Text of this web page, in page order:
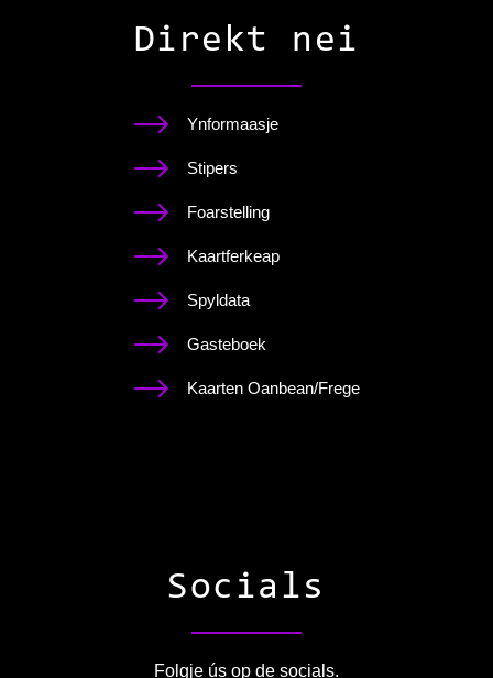
Direkt nei
Ynformaasje
Stipers
Foarstelling
Kaartferkeap
Spyldata
Gasteboek
Kaarten Oanbean/Frege
Socials
Folgje ús op de socials.